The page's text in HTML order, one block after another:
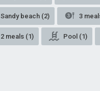
Sandy beach (2) 3
2 meals (1) Pool (1)